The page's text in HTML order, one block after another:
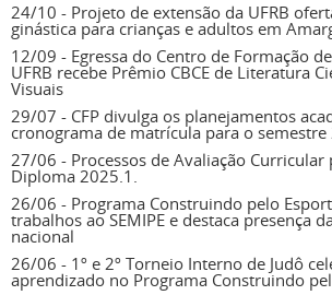
24/10 - Projeto de extensão da UFRB
ginástica para crianças e adultos em
12/09 - Egressa do Centro de Formação
UFRB recebe Prêmio CBCE de Literatura
Visuais
29/07 - CFP divulga os planejamentos
cronograma de matrícula para o semestre
27/06 - Processos de Avaliação Curricular
Diploma 2025.1.
26/06 - Programa Construindo pelo
trabalhos ao SEMIPE e destaca presença
nacional
26/06 - 1º e 2º Torneio Interno de Judô
aprendizado no Programa Construindo